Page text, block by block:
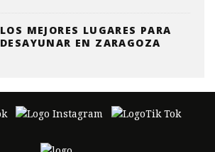
LOS MEJORES LUGARES PARA
DESAYUNAR EN ZARAGOZA